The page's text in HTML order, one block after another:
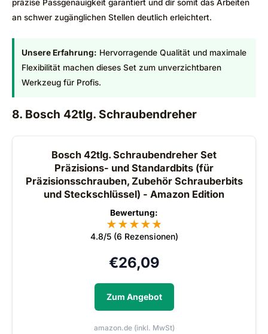
präzise Passgenauigkeit garantiert und dir somit das Arbeiten
an schwer zugänglichen Stellen deutlich erleichtert.
Unsere Erfahrung: Hervorragende Qualität und maximale
Flexibilität machen dieses Set zum unverzichtbaren
Werkzeug für Profis.
8. Bosch 42tlg. Schraubendreher
Bosch 42tlg. Schraubendreher Set
Präzisions- und Standardbits (für
Präzisionsschrauben, Zubehör Schrauberbits
und Steckschlüssel) - Amazon Edition
Bewertung:
★★★★★
★
4.8/5 (6 Rezensionen)
€26,09
Zum Angebot
amazon.de (inkl. MwSt)